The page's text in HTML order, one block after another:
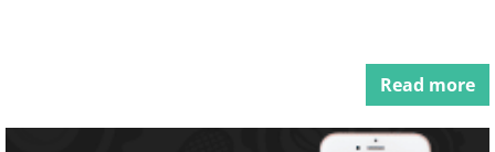
Read more